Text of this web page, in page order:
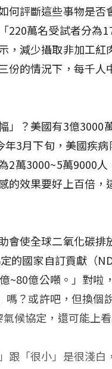
何評斷這些事物是否
220萬名受試者分為
，減少攝取非加工紅
份的情況下，每千人
」？美國有3億3000
3月下旬，美國疾
2萬3000~5萬9000人
的效果要好上百倍，
會使全球二氧化碳排
的國家自訂貢獻（
~80億公噸。」對啦
嗎？或許吧，但換個
候協定，還可能上
跟「很小」是很淺白